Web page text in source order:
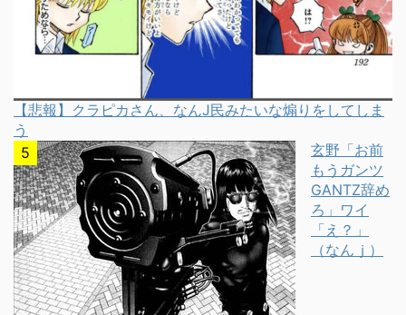
【悲報】クラピカさん、なんJ民みたいな煽りをしてしま
う
玄野「お前
もうガンツ
GANTZ辞め
ろ」ワイ
「え？」
（なんｊ）